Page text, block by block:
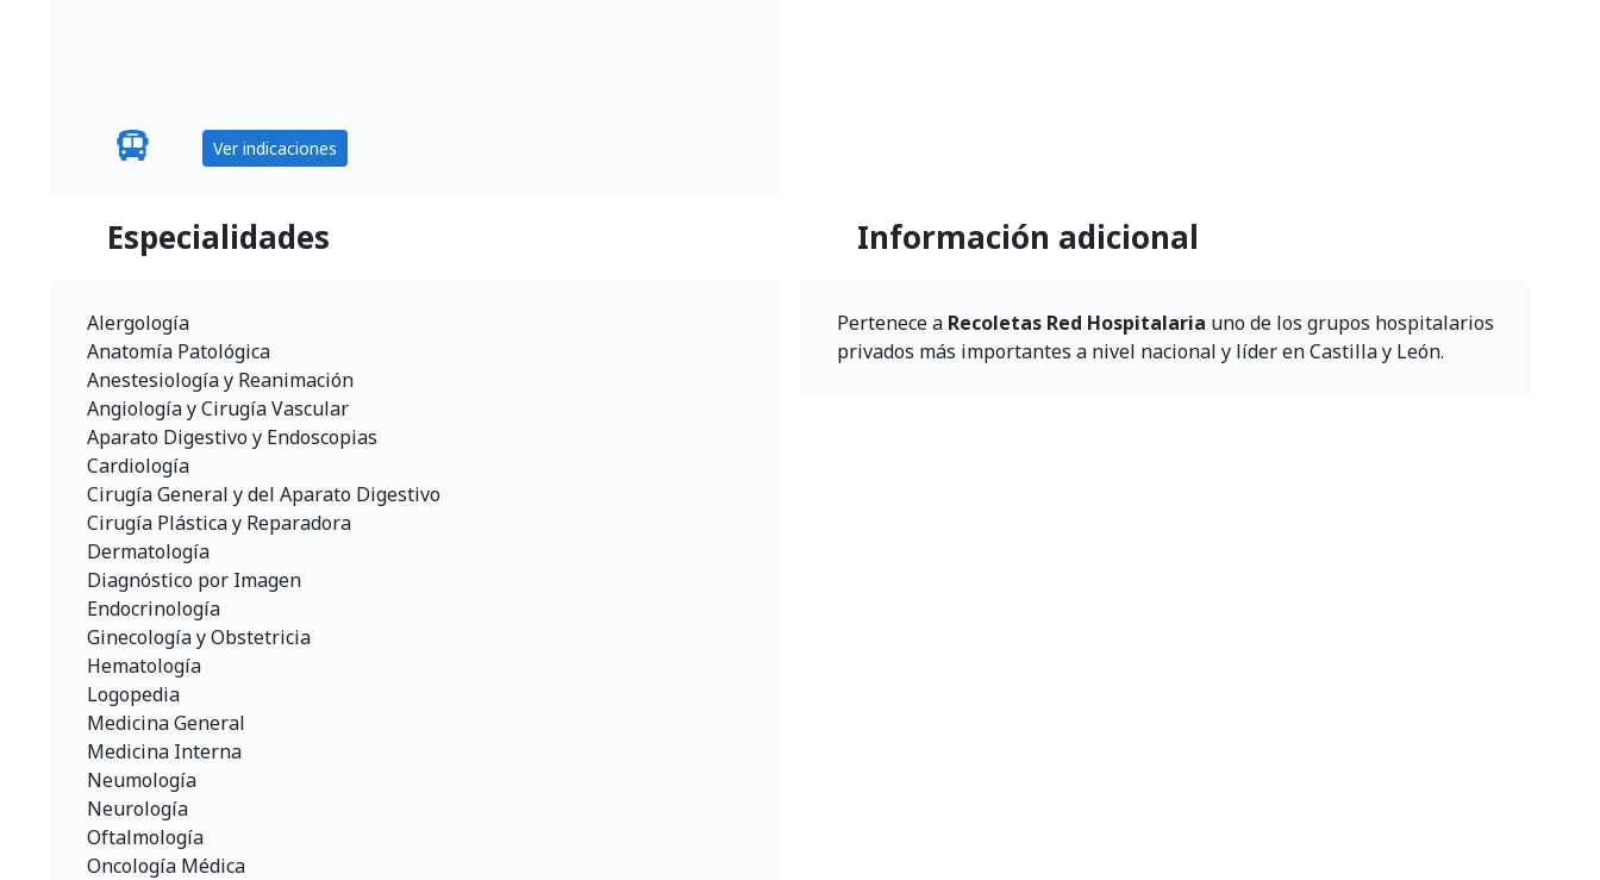
Ver indicaciones
Especialidades
Alergología
Anatomía Patológica
Anestesiología y Reanimación
Angiología y Cirugía Vascular
Aparato Digestivo y Endoscopias
Cardiología
Cirugía General y del Aparato Digestivo
Cirugía Plástica y Reparadora
Dermatología
Diagnóstico por Imagen
Endocrinología
Ginecología y Obstetricia
Hematología
Logopedia
Medicina General
Medicina Interna
Neumología
Neurología
Oftalmología
Oncología Médica
Información adicional
Pertenece a Recoletas Red Hospitalaria uno de los grupos hospitalarios
privados más importantes a nivel nacional y líder en Castilla y León.